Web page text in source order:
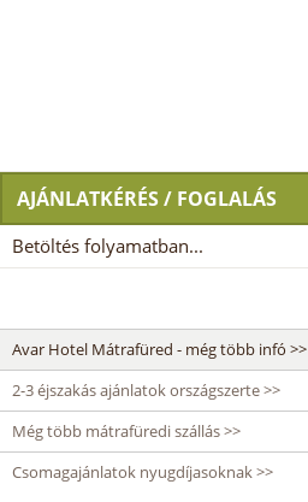
AJÁNLATKÉRÉS / FOGLALÁS
Betöltés folyamatban...
Avar Hotel Mátrafüred - még több infó >>
2-3 éjszakás ajánlatok országszerte >>
Még több mátrafüredi szállás >>
Csomagajánlatok nyugdíjasoknak >>